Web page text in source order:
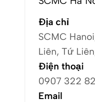
Địa chỉ
SCMC
Liên, Tứ
Điện thoại
0907 322
Email